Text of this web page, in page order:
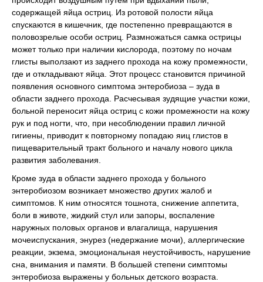
содержащей яйца остриц. Из ротовой полости яйца
спускаются в кишечник, где постепенно превращаются в
половозрелые особи остриц. Размножаться самка острицы
может только при наличии кислорода, поэтому по ночам
глисты выползают из заднего прохода на кожу промежности,
где и откладывают яйца. Этот процесс становится причиной
появления основного симптома энтеробиоза – зуда в
области заднего прохода. Расчесывая зудящие участки кожи,
больной переносит яйца остриц с кожи промежности на кожу
рук и под ногти, что, при несоблюдении правил личной
гигиены, приводит к повторному попадаю яиц глистов в
пищеварительный тракт больного и началу нового цикла
развития заболевания.
Кроме зуда в области заднего прохода у больного
энтеробиозом возникает множество других жалоб и
симптомов. К ним относятся тошнота, снижение аппетита,
боли в животе, жидкий стул или запоры, воспаление
наружных половых органов и влагалища, нарушения
мочеиспускания, энурез (недержание мочи), аллергические
реакции, экзема, эмоциональная неустойчивость, нарушение
сна, внимания и памяти. В большей степени симптомы
энтеробиоза выражены у больных детского возраста.